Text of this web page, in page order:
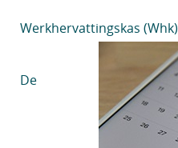
Werkhervattingskas (Whk)
De